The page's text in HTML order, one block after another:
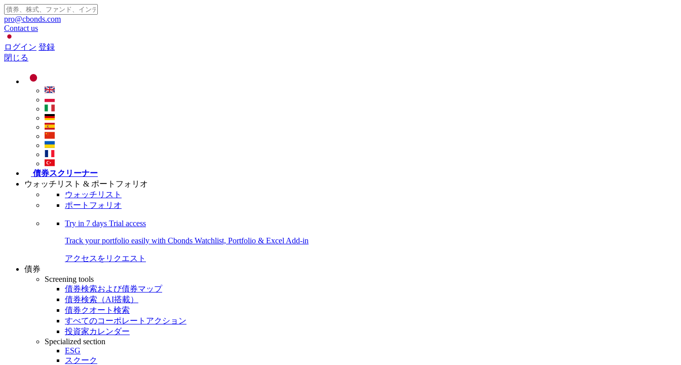
pro@cbonds.com
Contact us
ログイン 登録
閉じる
債券スクリーナー
ウォッチリスト & ポートフォリオ
ウォッチリスト
ポートフォリオ
Try in 7 days Trial access
Track your portfolio easily with Cbonds Watchlist, Portfolio & Excel Add-in
アクセスをリクエスト
債券
Screening tools
債券検索および債券マップ
債券検索（AI搭載）
債券クオート検索
すべてのコーポレートアクション
投資家カレンダー
Specialized section
ESG
スクーク